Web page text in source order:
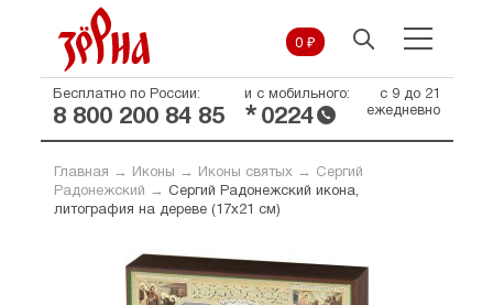
0 ₽
Бесплатно по России:
8 800 200 84 85
и с мобильного:
* 0224
с 9 до 21
ежедневно
Главная → Иконы → Иконы святых→
Сергий
Радонежский → Сергий Радонежский икона,
литография на дереве (17х21 см)